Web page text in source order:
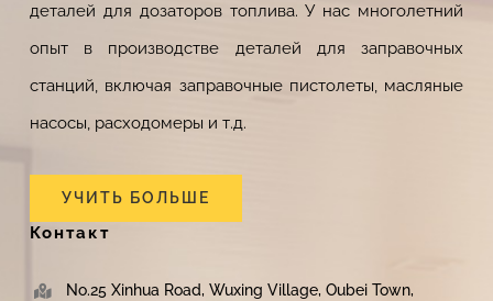
деталей для дозаторов топлива. У нас многолетний
опыт в производстве деталей для заправочных
станций, включая заправочные пистолеты, масляные
насосы, расходомеры и т.д.
УЧИТЬ БОЛЬШЕ
Контакт
No.25 Xinhua Road, Wuxing Village, Oubei Town,